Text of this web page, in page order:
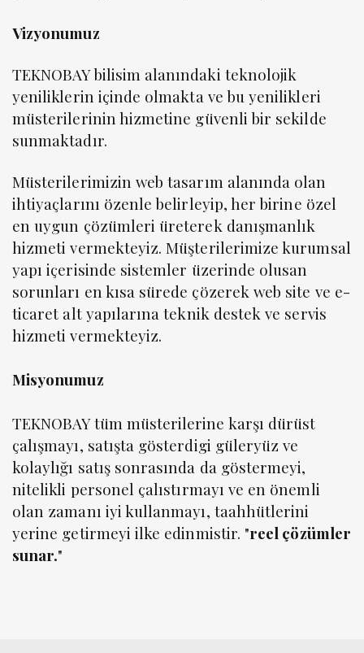
Vizyonumuz
TEKNOBAY bilisim alanındaki teknolojik
yeniliklerin içinde olmakta ve bu yenilikleri
müsterilerinin hizmetine güvenli bir sekilde
sunmaktadır.
Müsterilerimizin web tasarım alanında olan
ihtiyaçlarını özenle belirleyip, her birine özel
en uygun çözümleri üreterek danışmanlık
hizmeti vermekteyiz. Müşterilerimize kurumsal
yapı içerisinde sistemler üzerinde olusan
sorunları en kısa sürede çözerek web site ve e-
ticaret alt yapılarına teknik destek ve servis
hizmeti vermekteyiz.
Misyonumuz
TEKNOBAY tüm müsterilerine karşı dürüst
çalışmayı, satışta gösterdigi güleryüz ve
kolaylığı satış sonrasında da göstermeyi,
nitelikli personel çalıstırmayı ve en önemli
olan zamanı iyi kullanmayı, taahhütlerini
yerine getirmeyi ilke edinmistir. "reel çözümler
sunar."